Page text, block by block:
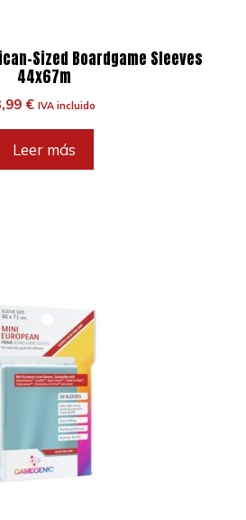
Sized Boardgame Sleeves
44x67m
€ IVA incluido
Leer más